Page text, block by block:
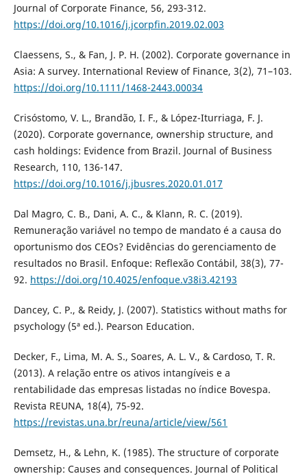
Journal of Corporate Finance, 56, 293-312.
https://doi.org/10.1016/j.jcorpfin.2019.02.003
Claessens, S., & Fan, J. P. H. (2002). Corporate governance in
Asia: A survey. International Review of Finance, 3(2), 71–103.
https://doi.org/10.1111/1468-2443.00034
Crisóstomo, V. L., Brandão, I. F., & López-Iturriaga, F. J.
(2020). Corporate governance, ownership structure, and
cash holdings: Evidence from Brazil. Journal of Business
Research, 110, 136-147.
https://doi.org/10.1016/j.jbusres.2020.01.017
Dal Magro, C. B., Dani, A. C., & Klann, R. C. (2019).
Remuneração variável no tempo de mandato é a causa do
oportunismo dos CEOs? Evidências do gerenciamento de
resultados no Brasil. Enfoque: Reflexão Contábil, 38(3), 77-
92. https://doi.org/10.4025/enfoque.v38i3.42193
Dancey, C. P., & Reidy, J. (2007). Statistics without maths for
psychology (5ª ed.). Pearson Education.
Decker, F., Lima, M. A. S., Soares, A. L. V., & Cardoso, T. R.
(2013). A relação entre os ativos intangíveis e a
rentabilidade das empresas listadas no índice Bovespa.
Revista REUNA, 18(4), 75-92.
https://revistas.una.br/reuna/article/view/561
Demsetz, H., & Lehn, K. (1985). The structure of corporate
ownership: Causes and consequences. Journal of Political